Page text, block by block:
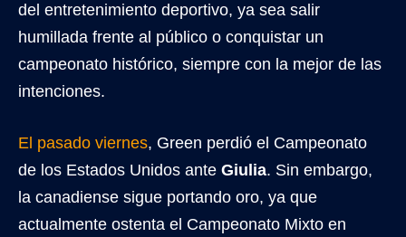
del entretenimiento deportivo, ya sea salir
humillada frente al público o conquistar un
campeonato histórico, siempre con la mejor de las
intenciones.
El pasado viernes, Green perdió el Campeonato
de los Estados Unidos ante Giulia. Sin embargo,
la canadiense sigue portando oro, ya que
actualmente ostenta el Campeonato Mixto en